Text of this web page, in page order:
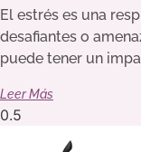
El estrés es una
desafiantes o
puede tener un
Leer Más